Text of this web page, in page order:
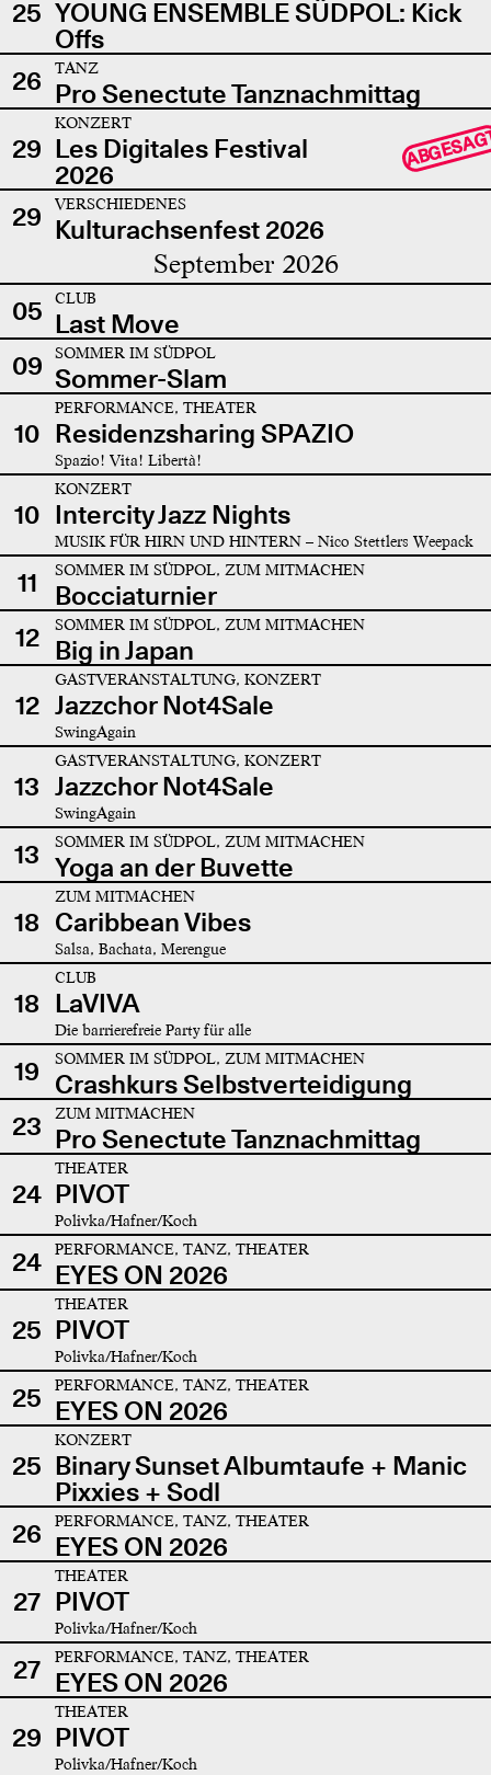
25 YOUNG ENSEMBLE SÜDPOL: Kick
Offs
26
TANZ
Pro Senectute Tanznachmittag
29
KONZERT
Les Digitales Festival
2026
29 VERSCHIEDENES
Kulturachsenfest 2026
September 2026
05 CLUB
Last Move
09
SOMMER IM SÜDPOL
Sommer-Slam
10
PERFORMANCE, THEATER
Residenzsharing SPAZIO
Spazio! Vita! Libertà!
10
KONZERT
Intercity Jazz Nights
MUSIK FÜR HIRN UND HINTERN – Nico Stettlers Weepack
11 SOMMER IM SÜDPOL, ZUM MITMACHEN
Bocciaturnier
12
SOMMER IM SÜDPOL, ZUM MITMACHEN
Big in Japan
12
GASTVERANSTALTUNG, KONZERT
Jazzchor Not4Sale
SwingAgain
13
GASTVERANSTALTUNG, KONZERT
Jazzchor Not4Sale
SwingAgain
13 SOMMER IM SÜDPOL, ZUM MITMACHEN
Yoga an der Buvette
18
ZUM MITMACHEN
Caribbean Vibes
Salsa, Bachata, Merengue
18
CLUB
LaVIVA
Die barrierefreie Party für alle
19 SOMMER IM SÜDPOL, ZUM MITMACHEN
Crashkurs Selbstverteidigung
23
ZUM MITMACHEN
Pro Senectute Tanznachmittag
24
THEATER
PIVOT
Polivka/Hafner/Koch
24 PERFORMANCE, TANZ, THEATER
EYES ON 2026
25
THEATER
PIVOT
Polivka/Hafner/Koch
25 PERFORMANCE, TANZ, THEATER
EYES ON 2026
25
KONZERT
Binary Sunset Albumtaufe + Manic
Pixxies + Sodl
26
PERFORMANCE, TANZ, THEATER
EYES ON 2026
27
THEATER
PIVOT
Polivka/Hafner/Koch
27 PERFORMANCE, TANZ, THEATER
EYES ON 2026
29
THEATER
PIVOT
Polivka/Hafner/Koch